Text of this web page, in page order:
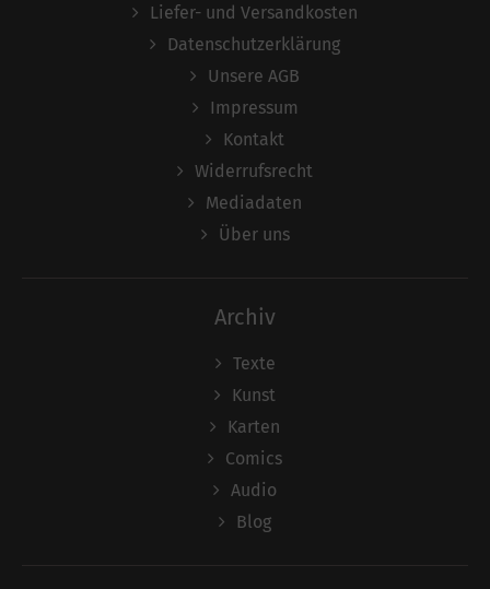
Liefer- und Versandkosten
Datenschutzerklärung
Unsere AGB
Impressum
Kontakt
Widerrufsrecht
Mediadaten
Über uns
Archiv
Texte
Kunst
Karten
Comics
Audio
Blog